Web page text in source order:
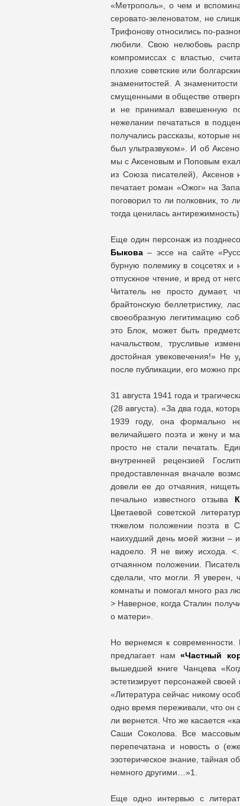
«Метрополь», о чем и
серовато-зеленоватом, не
Трифонову относились по-
любили. Свою нелюбовь
компромиссах с властью,
плохие советские или
знаменитостей. А
смущенными в обществе
и не принимал взвешенную
нежелании печататься в
получались рассказы, которые
был ультразвуком». И об
мы с Аксеновым и Поповым
из Союза писателей), Аксенов
печатает роман «Ожог» на
поговорил то ли полковник, то
тогда ценилась
Еще один персонаж из
Быкова – эссе на сайте
бурную полемику в соцсетях и
отпускное чтение, и вред от
Читатель не просто думает,
брайтонскую беллетристику,
своеобразную легитимацию
это Блок, может быть
начальством, трусливые
достойная увековечения!» Не
после публикации, его можно
31 августа 1941 года и
(28 августа). «За два года,
1939 году, она формально не
величайшего поэта и жену и
просто не стали печатать.
внутренней рецензией
предоставленная вначале
довели ее до отчаяния,
печально известного отзыва
Цветаевой советской
тяжелом положении поэта в
наихудший день моей жизни –
надоело. Я не вижу исхода.
отчаянном положении.
сделали, что могли. Я уверен,
комнаты и помогал много раз
> Наверное, когда Сталин
о матери».
Но вернемся к современности.
предлагает нам«Частный
вышедшей книге Чанцева
эстетизирует персонажей своей
«Литература сейчас никому
одно время переживали, что он
ли вернется. Что же касается
Саши Соколова. Все
перепечатана и новость о
эзотерическое знание, тайная
немного другими…»1.
Еще одно интервью с